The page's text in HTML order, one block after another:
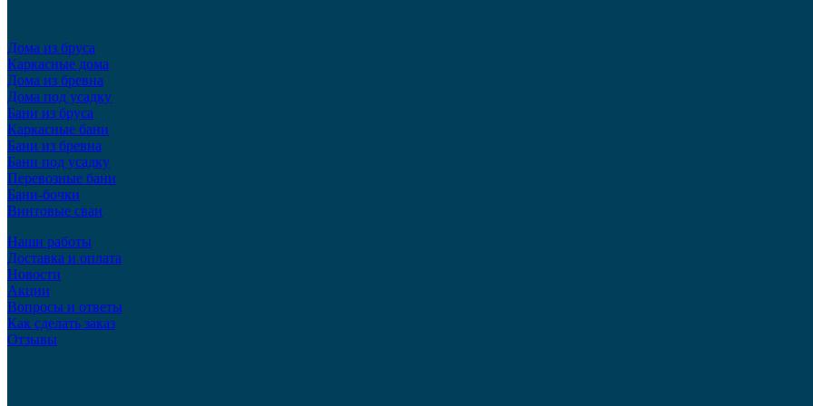
Дома из бруса
Каркасные дома
Дома из бревна
Дома под усадку
Бани из бруса
Каркасные бани
Бани из бревна
Бани под усадку
Перевозные бани
Бани-бочки
Винтовые сваи
Наши работы
Доставка и оплата
Новости
Акции
Вопросы и ответы
Как сделать заказ
Отзывы